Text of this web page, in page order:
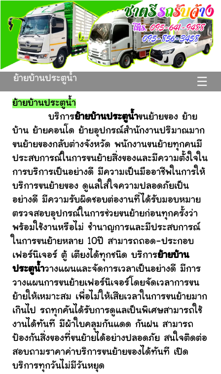
☰
ย้ายบ้านประตูน้ำ
ย้ายบ้านประตูน้ำ
บริการย้ายบ้านประตูน้ำขนย้ายของ ย้าย
บ้าน ย้ายคอนโด ย้ายอุปกรณ์สำนักงานปริมาณมาก
ขนย้ายของกลับต่างจังหวัด พนักงานขนย้ายทุกคนมี
ประสบการณ์ในการขนย้ายสิ่งของและมีความตั้งใจใน
การบริการเป็นอย่างดี มีความเป็นมืออาชีพในการให้
บริการขนย้ายของ ดูแลใส่ใจความปลอดภัยเป็น
อย่างดี มีความรับผิดชอบต่องานที่ได้รับมอบหมาย
ตรวจสอบอุปกรณ์ในการช่วยขนย้ายก่อนทุกครั้งว่า
พร้อมใช้งานหรือไม่ ชำนาญการและมีประสบการณ์
ในการขนย้ายหลาย 10ปี สามารถถอด-ประกอบ
เฟอร์นิเจอร์ ตู้ เตียงได้ทุกชนิด บริการย้ายบ้าน
ประตูน้ำวางแผนและจัดการเวลาเป็นอย่างดี มีการ
วางแผนการขนย้ายเฟอร์นิเจอร์โดยจัดเวลาการขน
ย้ายให้เหมาะสม เพื่อไม่ให้เสียเวลาในการขนย้ายมาก
เกินไป รถทุกคันได้รับการดูแลเป็นพิเศษสามารถใช้
งานได้ทันที มีผ้าใบคลุมกันแดด กันฝน สามารถ
ป้องกันสิ่งของที่ขนย้ายได้อย่างปลอดภัย สนใจติดต่อ
สอบถามราคาค่าบริการขนย้ายของได้ทันที เปิด
บริการทุกวันไม่มีวันหยุด